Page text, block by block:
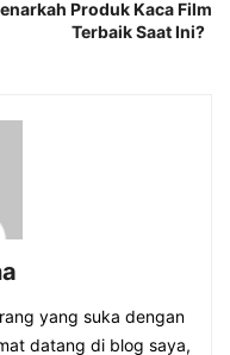
Produk Kaca Film
Terbaik Saat Ini?
yang suka dengan
datang di blog saya,